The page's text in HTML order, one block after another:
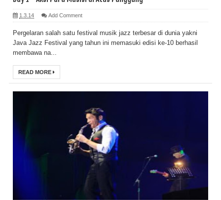
1.3.14 Add Comment
Pergelaran salah satu festival musik jazz terbesar di dunia yakni
Java Jazz Festival yang tahun ini memasuki edisi ke-10 berhasil
membawa na...
READ MORE